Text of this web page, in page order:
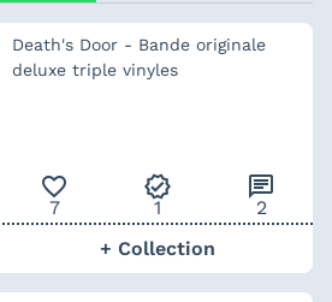
Death's Door - Bande originale
deluxe triple vinyles
favorite_outline
7
verified
1
chat
2
+ Collection